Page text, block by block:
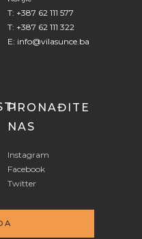
T: +387 62 111 577
T: +387 62 111 322
E: info@vilasunce.ba
PRONAĐITE
NAS
Instagram
Facebook
Twitter